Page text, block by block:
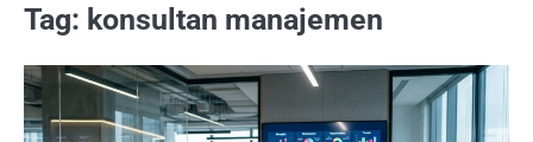
Tag: konsultan manajemen